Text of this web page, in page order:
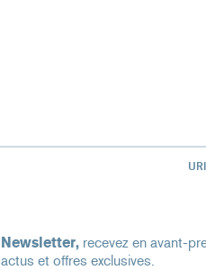
Newsletter, recevez en avant-
actus et offres exclusives.